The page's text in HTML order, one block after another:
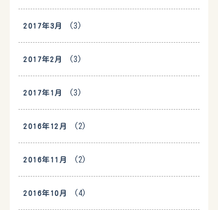
2017年3月 (3)
2017年2月 (3)
2017年1月 (3)
2016年12月 (2)
2016年11月 (2)
2016年10月 (4)